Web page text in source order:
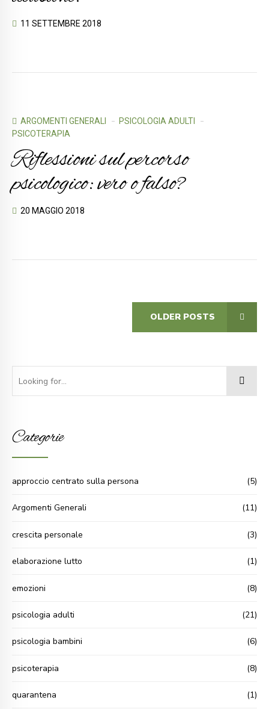
11 SETTEMBRE 2018
ARGOMENTI GENERALI
PSICOLOGIA ADULTI
PSICOTERAPIA
Riflessioni sul percorso
psicologico: vero o falso?
20 MAGGIO 2018
OLDER POSTS
Categorie
approccio centrato sulla persona (5)
Argomenti Generali (11)
crescita personale (3)
elaborazione lutto (1)
emozioni (8)
psicologia adulti (21)
psicologia bambini (6)
psicoterapia (8)
quarantena (1)